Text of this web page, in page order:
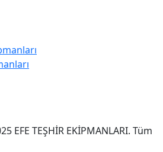
EFE TEŞHİR EKİPMANLARI. Tüm